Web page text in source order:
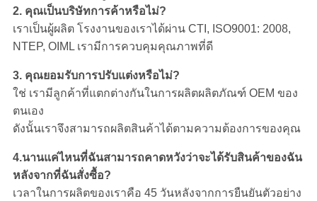
2. คุณเป็นบริษัทการค้าหรือไม่?
เราเป็นผู้ผลิต โรงงานของเราได้ผ่าน CTI, ISO9001: 2008,
NTEP, OIML เรามีการควบคุมคุณภาพที่ดี
3. คุณยอมรับการปรับแต่งหรือไม่?
ใช่ เรามีลูกค้าที่แตกต่างกันในการผลิตผลิตภัณฑ์ OEM ของ
ตนเอง
ดังนั้นเราจึงสามารถผลิตสินค้าได้ตามความต้องการของคุณ
4.นานแค่ไหนที่ฉันสามารถคาดหวังว่าจะได้รับสินค้าของฉัน
หลังจากที่ฉันสั่งซื้อ?
เวลาในการผลิตของเราคือ 45 วันหลังจากการยืนยันตัวอย่าง